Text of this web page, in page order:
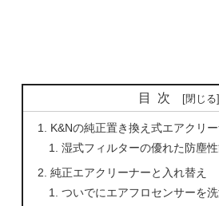
目次
K&Nの純正置き換え式エアクリ
湿式フィルターの優れた防塵
純正エアクリーナーと入れ替え
ついでにエアフロセンサーを